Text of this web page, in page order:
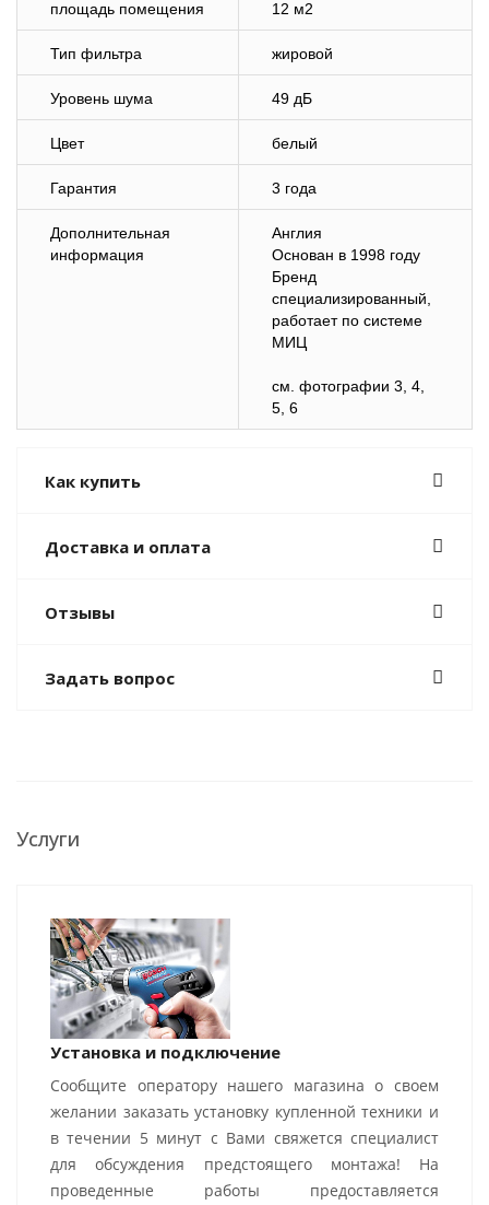
площадь помещения 12 м2
Тип фильтра жировой
Уровень шума 49 дБ
Цвет белый
Гарантия 3 года
Дополнительная
информация
Англия
Основан в 1998 году
Бренд
специализированный,
работает по системе
МИЦ
см. фотографии 3, 4,
5, 6
Как купить
Доставка и оплата
Отзывы
Задать вопрос
Услуги
Установка и подключение
Сообщите оператору нашего магазина о своем
желании заказать установку купленной техники и
в течении 5 минут с Вами свяжется специалист
для обсуждения предстоящего монтажа! На
проведенные работы предоставляется